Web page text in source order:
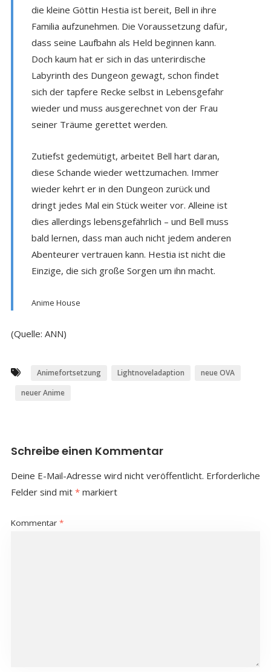
die kleine Göttin Hestia ist bereit, Bell in ihre
Familia aufzunehmen. Die Voraussetzung dafür,
dass seine Laufbahn als Held beginnen kann.
Doch kaum hat er sich in das unterirdische
Labyrinth des Dungeon gewagt, schon findet
sich der tapfere Recke selbst in Lebensgefahr
wieder und muss ausgerechnet von der Frau
seiner Träume gerettet werden.
Zutiefst gedemütigt, arbeitet Bell hart daran,
diese Schande wieder wettzumachen. Immer
wieder kehrt er in den Dungeon zurück und
dringt jedes Mal ein Stück weiter vor. Alleine ist
dies allerdings lebensgefährlich – und Bell muss
bald lernen, dass man auch nicht jedem anderen
Abenteurer vertrauen kann. Hestia ist nicht die
Einzige, die sich große Sorgen um ihn macht.
Anime House
(Quelle: ANN)
Animefortsetzung Lightnoveladaption
neue OVA
neuer Anime
Schreibe einen Kommentar
Deine E-Mail-Adresse wird nicht veröffentlicht. Erforderliche
Felder sind mit *markiert
Kommentar *